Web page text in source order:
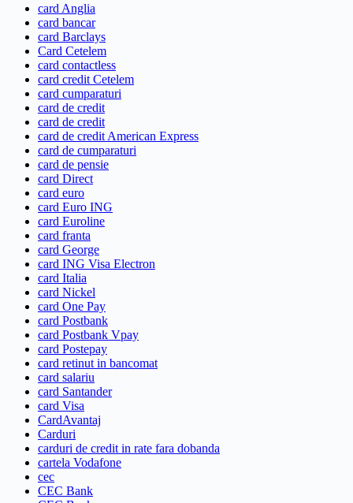
card Anglia
card bancar
card Barclays
Card Cetelem
card contactless
card credit Cetelem
card cumparaturi
card de credit
card de credit
card de credit American Express
card de cumparaturi
card de pensie
card Direct
card euro
card Euro ING
card Euroline
card franta
card George
card ING Visa Electron
card Italia
card Nickel
card One Pay
card Postbank
card Postbank Vpay
card Postepay
card retinut in bancomat
card salariu
card Santander
card Visa
CardAvantaj
Carduri
carduri de credit in rate fara dobanda
cartela Vodafone
cec
CEC Bank